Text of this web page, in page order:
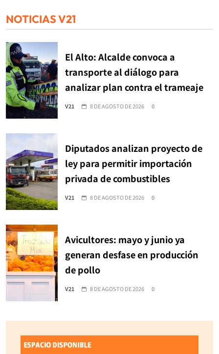
NOTICIAS V21
El Alto: Alcalde convoca a
transporte al diálogo para
analizar plan contra el trameaje
V21 8 DE AGOSTO DE 2026 0
Diputados analizan proyecto de
ley para permitir importación
privada de combustibles
V21 8 DE AGOSTO DE 2026 0
Avicultores: mayo y junio ya
generan desfase en producción
de pollo
V21 8 DE AGOSTO DE 2026 0